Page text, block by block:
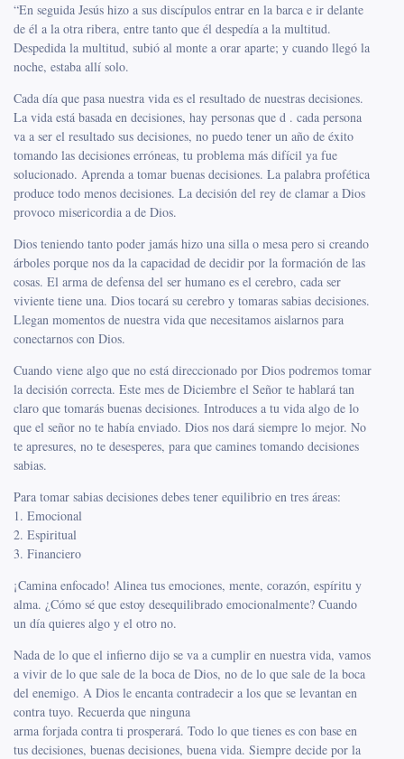
“En seguida Jesús hizo a sus discípulos entrar en la barca e ir delante
de él a la otra ribera, entre tanto que él despedía a la multitud.
Despedida la multitud, subió al monte a orar aparte; y cuando llegó la
noche, estaba allí solo.
Cada día que pasa nuestra vida es el resultado de nuestras decisiones.
La vida está basada en decisiones, hay personas que d . cada persona
va a ser el resultado sus decisiones, no puedo tener un año de éxito
tomando las decisiones erróneas, tu problema más difícil ya fue
solucionado. Aprenda a tomar buenas decisiones. La palabra profética
produce todo menos decisiones. La decisión del rey de clamar a Dios
provoco misericordia a de Dios.
Dios teniendo tanto poder jamás hizo una silla o mesa pero si creando
árboles porque nos da la capacidad de decidir por la formación de las
cosas. El arma de defensa del ser humano es el cerebro, cada ser
viviente tiene una. Dios tocará su cerebro y tomaras sabias decisiones.
Llegan momentos de nuestra vida que necesitamos aislarnos para
conectarnos con Dios.
Cuando viene algo que no está direccionado por Dios podremos tomar
la decisión correcta. Este mes de Diciembre el Señor te hablará tan
claro que tomarás buenas decisiones. Introduces a tu vida algo de lo
que el señor no te había enviado. Dios nos dará siempre lo mejor. No
te apresures, no te desesperes, para que camines tomando decisiones
sabias.
Para tomar sabias decisiones debes tener equilibrio en tres áreas:
1. Emocional
2. Espiritual
3. Financiero
¡Camina enfocado! Alinea tus emociones, mente, corazón, espíritu y
alma. ¿Cómo sé que estoy desequilibrado emocionalmente? Cuando
un día quieres algo y el otro no.
Nada de lo que el infierno dijo se va a cumplir en nuestra vida, vamos
a vivir de lo que sale de la boca de Dios, no de lo que sale de la boca
del enemigo. A Dios le encanta contradecir a los que se levantan en
contra tuyo. Recuerda que ninguna
arma forjada contra ti prosperará. Todo lo que tienes es con base en
tus decisiones, buenas decisiones, buena vida. Siempre decide por la